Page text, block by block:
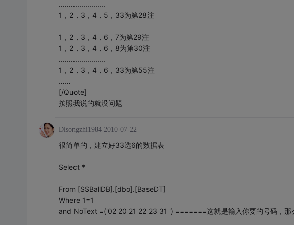
.......................
1，2，3，4，5，33为第28注
1，2，3，4，6，7为第29注
1，2，3，4，6，8为第30注
.......................
1，2，3，4，6，33为第55注
……
[/Quote]
按照我说的就没问题
Dlsongzhi1984 2010-07-22
很简单的，建立好33选6的数据表
Select *
From [SSBallDB].[dbo].[BaseDT]
Where 1=1
and NoText =('02 20 21 22 23 31 ') =======这就是输入你要的号码，那